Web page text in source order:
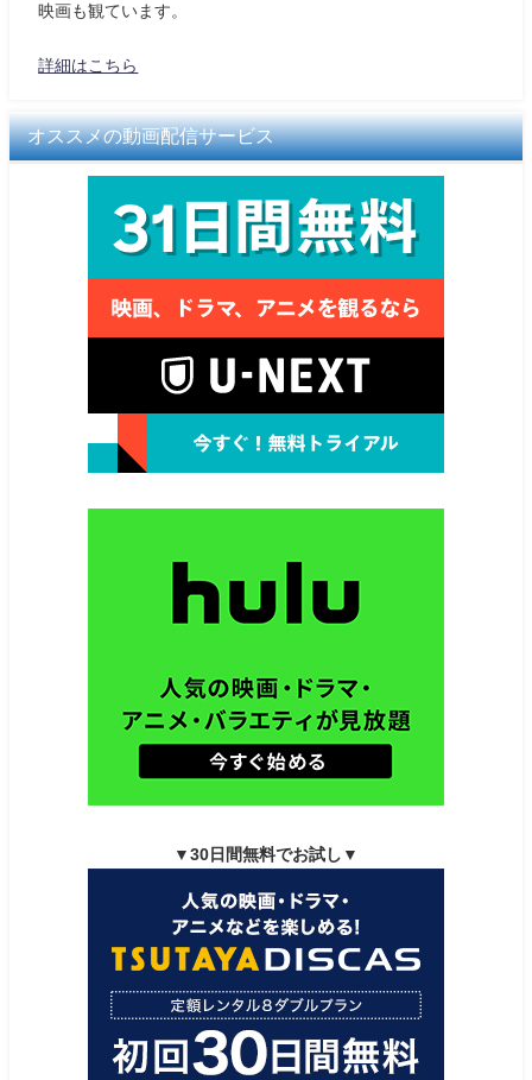
映画も観ています。
詳細はこちら
オススメの動画配信サービス
▼30日間無料でお試し▼